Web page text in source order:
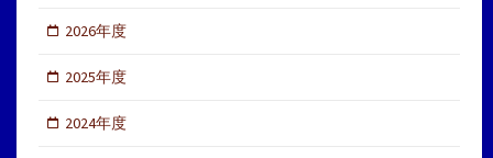
2026年度
2025年度
2024年度